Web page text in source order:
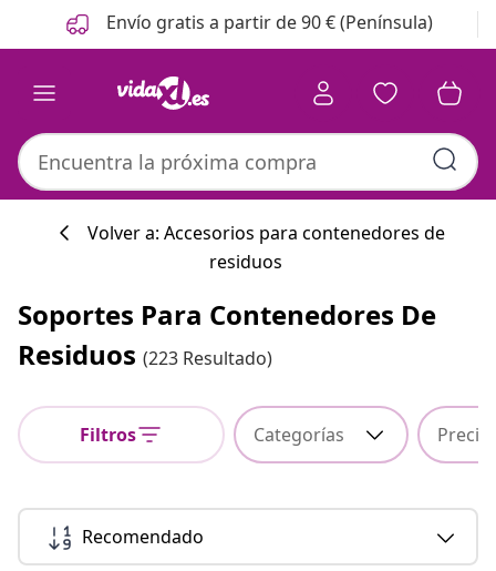
Anterior
Siguiente Envío gratis a partir de 90 € (Península)
#sharemevidaxl
Colección de
Volver a: Accesorios para contenedores de
residuos
Soportes Para Contenedores De
Residuos (223 Resultado)
Filtros Categorías Precio
Recomendado